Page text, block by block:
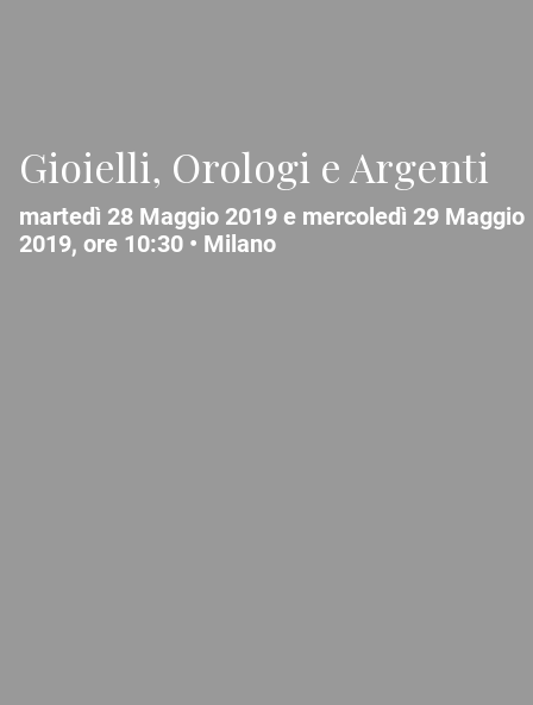
Gioielli, Orologi e Argenti
martedì 28 Maggio 2019 e mercoledì 29 Maggio
2019, ore 10:30 • Milano